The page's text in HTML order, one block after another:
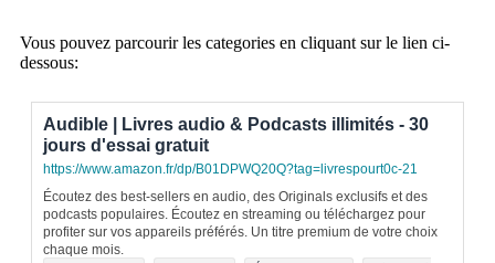
Vous pouvez parcourir les categories en cliquant sur le lien ci-
dessous:
Audible | Livres audio & Podcasts illimités - 30
jours d'essai gratuit
https://www.amazon.fr/dp/B01DPWQ20Q?tag=livrespourt0c-21
Écoutez des best-sellers en audio, des Originals exclusifs et des
podcasts populaires. Écoutez en streaming ou téléchargez pour
profiter sur vos appareils préférés. Un titre premium de votre choix
chaque mois.